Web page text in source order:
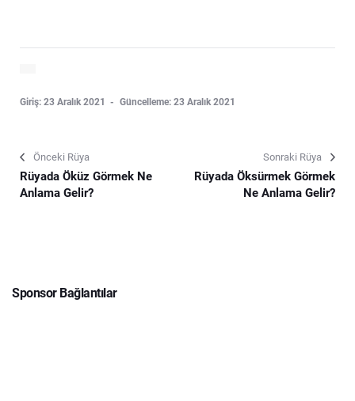
Giriş: 23 Aralık 2021 Güncelleme: 23 Aralık 2021
Önceki Rüya
Rüyada Öküz Görmek Ne
Anlama Gelir?
Sonraki Rüya
Rüyada Öksürmek Görmek
Ne Anlama Gelir?
Sponsor Bağlantılar